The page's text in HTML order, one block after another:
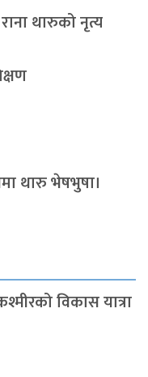
थारुको नृत्य
थारु भेषभुषा।
विकास यात्रा